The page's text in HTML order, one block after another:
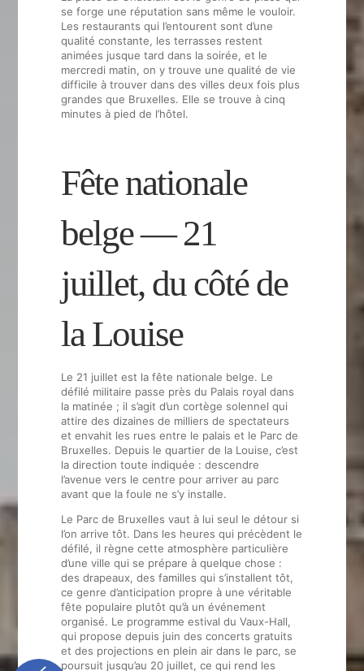
se forge une réputation sans même le vouloir.
Les restaurants qui l’entourent sont d’une
qualité constante, les terrasses restent
animées jusque tard dans la soirée, et le
mercredi matin, on y trouve une qualité de vie
difficile à trouver dans des villes deux fois plus
grandes que Bruxelles. Elle se trouve à cinq
minutes à pied de l’hôtel.
Fête nationale
belge — 21
juillet, du côté de
la Louise
Le 21 juillet est la fête nationale belge. Le
défilé militaire passe près du Palais royal dans
la matinée ; il s’agit d’un cortège solennel qui
attire des dizaines de milliers de spectateurs
et envahit les rues entre le palais et le Parc de
Bruxelles. Depuis le quartier de la Louise, c’est
la direction toute indiquée : descendre
l’avenue vers le centre pour arriver au parc
avant que la foule ne s’y installe.
Le Parc de Bruxelles vaut à lui seul le détour si
l’on arrive tôt. Dans les heures qui précèdent le
défilé, il règne cette atmosphère particulière
d’une ville qui se prépare à quelque chose :
des drapeaux, des familles qui s’installent tôt,
ce genre d’anticipation propre à une véritable
fête populaire plutôt qu’à un événement
organisé. Le programme estival du Vaux-Hall,
qui propose depuis juin des concerts gratuits
et des projections en plein air dans le parc, se
poursuit jusqu’au 20 juillet, ce qui rend les
Chambres
Made in Breakfast
Services
Engagement
Notre histoire
Nos coups de cœur
Photos